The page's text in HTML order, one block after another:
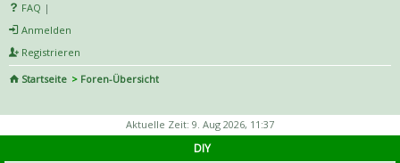
FAQ |
Anmelden
Registrieren
Startseite
Foren-Übersicht
Aktuelle Zeit: 9. Aug 2026, 11:37
DIY